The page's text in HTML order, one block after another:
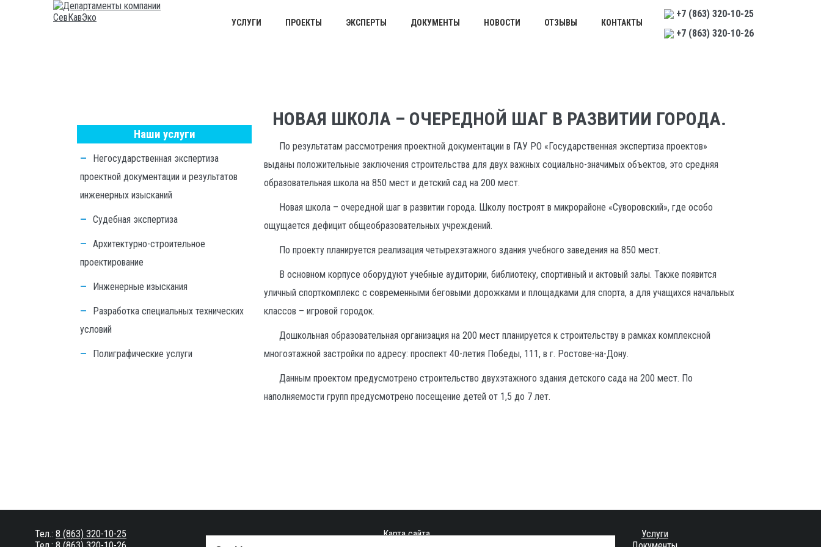
+7 (863) 320-10-25
+7 (863) 320-10-26
УСЛУГИ ПРОЕКТЫ ЭКСПЕРТЫ ДОКУМЕНТЫ НОВОСТИ ОТЗЫВЫ КОНТАКТЫ
НОВАЯ ШКОЛА – ОЧЕРЕДНОЙ ШАГ В РАЗВИТИИ ГОРОДА.
По результатам рассмотрения проектной документации в ГАУ РО «Государственная экспертиза проектов»
выданы положительные заключения строительства для двух важных социально-значимых объектов, это средняя
образовательная школа на 850 мест и детский сад на 200 мест.
Новая школа – очередной шаг в развитии города. Школу построят в микрорайоне «Суворовский», где особо
ощущается дефицит общеобразовательных учреждений.
По проекту планируется реализация четырехэтажного здания учебного заведения на 850 мест.
В основном корпусе оборудуют учебные аудитории, библиотеку, спортивный и актовый залы. Также появится
уличный спорткомплекс с современными беговыми дорожками и площадками для спорта, а для учащихся начальных
классов – игровой городок.
Дошкольная образовательная организация на 200 мест планируется к строительству в рамках комплексной
многоэтажной застройки по адресу: проспект 40-летия Победы, 111, в г. Ростове-на-Дону.
Данным проектом предусмотрено строительство двухэтажного здания детского сада на 200 мест. По
наполняемости групп предусмотрено посещение детей от 1,5 до 7 лет.
Наши услуги
Негосударственная экспертиза
проектной документации и результатов
инженерных изысканий
Судебная экспертиза
Архитектурно-строительное
проектирование
Инженерные изыскания
Разработка специальных технических
условий
Полиграфические услуги
Тел.: 8 (863) 320-10-25
Карта сайта
Услуги